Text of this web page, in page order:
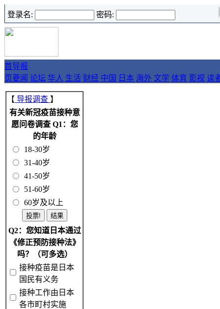
登录名: 密码:
首
页
导报
要闻 论坛 华人 生活 财经 中国 日本 海外 文学 体育 影视 读
【 导报调查 】
有关新冠疫苗接种意
愿问卷调查 Q1：您
的年龄
18-30岁
31-40岁
41-50岁
51-60岁
60岁及以上
Q2：您知道日本通过
《修正预防接种法》
吗？（可多选）
接种疫苗是日本
国民有义务
接种工作由日本
各市町村实施